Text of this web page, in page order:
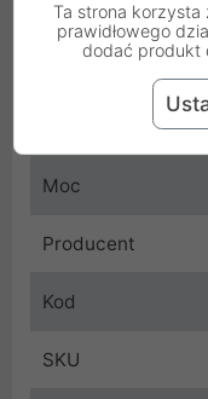
Zabezpieczenia
Przeznaczenie
Moc
Producent
Kod
SKU
Ta strona korzysta
prawidłowego
dodać produkt